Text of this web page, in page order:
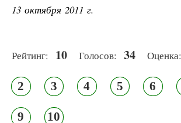
13 октября 2011 г.
Рейтинг: 10 Голосов: 34 Оценка:
2 3 4 5 6
9 10